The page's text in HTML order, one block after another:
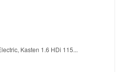
Kasten 1.6 HDi 115...